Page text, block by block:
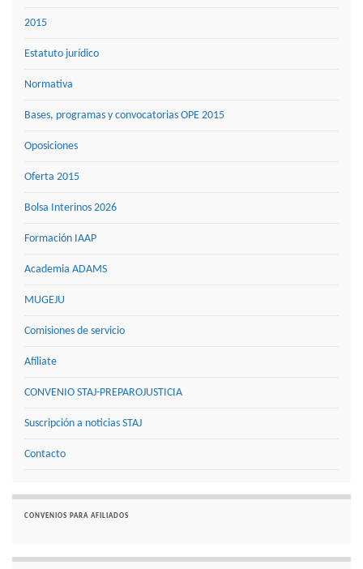
2015
Estatuto jurídico
Normativa
Bases, programas y convocatorias OPE 2015
Oposiciones
Oferta 2015
Bolsa Interinos 2026
Formación IAAP
Academia ADAMS
MUGEJU
Comisiones de servicio
Afíliate
CONVENIO STAJ-PREPAROJUSTICIA
Suscripción a noticias STAJ
Contacto
CONVENIOS PARA AFILIADOS